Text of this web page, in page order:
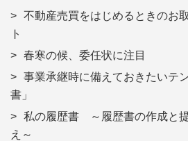
不動産売買をはじめるときのお
ト
春寒の候、委任状に注目
事業承継時に備えておきたいテ
書」
私の履歴書 ～履歴書の作成と
え～